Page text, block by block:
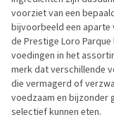
voorziet van een
bijvoorbeeld een
de Prestige Loro
voedingen in het
merk dat verschillende
die vermagerd of
voedzaam en bijzonder
selectief kunnen eten.